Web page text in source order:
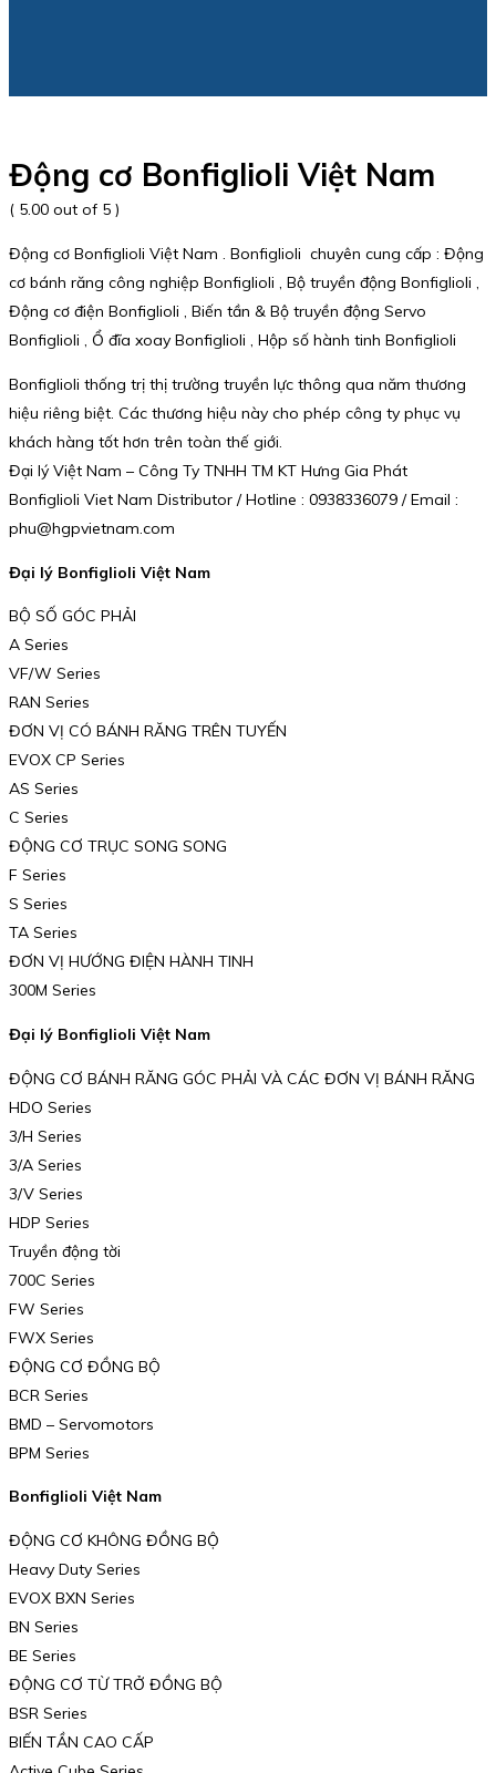
Động cơ Bonfiglioli Việt Nam
( 5.00 out of 5 )
Động cơ Bonfiglioli Việt Nam . Bonfiglioli chuyên cung cấp : Động
cơ bánh răng công nghiệp Bonfiglioli , Bộ truyền động Bonfiglioli ,
Động cơ điện Bonfiglioli , Biến tần & Bộ truyền động Servo
Bonfiglioli , Ổ đĩa xoay Bonfiglioli , Hộp số hành tinh Bonfiglioli
Bonfiglioli thống trị thị trường truyền lực thông qua năm thương
hiệu riêng biệt. Các thương hiệu này cho phép công ty phục vụ
khách hàng tốt hơn trên toàn thế giới.
Đại lý Việt Nam – Công Ty TNHH TM KT Hưng Gia Phát
Bonfiglioli Viet Nam Distributor / Hotline : 0938336079 / Email :
phu@hgpvietnam.com
Đại lý Bonfiglioli Việt Nam
BỘ SỐ GÓC PHẢI
A Series
VF/W Series
RAN Series
ĐƠN VỊ CÓ BÁNH RĂNG TRÊN TUYẾN
EVOX CP Series
AS Series
C Series
ĐỘNG CƠ TRỤC SONG SONG
F Series
S Series
TA Series
ĐƠN VỊ HƯỚNG ĐIỆN HÀNH TINH
300M Series
Đại lý Bonfiglioli Việt Nam
ĐỘNG CƠ BÁNH RĂNG GÓC PHẢI VÀ CÁC ĐƠN VỊ BÁNH RĂNG
HDO Series
3/H Series
3/A Series
3/V Series
HDP Series
Truyền động tời
700C Series
FW Series
FWX Series
ĐỘNG CƠ ĐỒNG BỘ
BCR Series
BMD – Servomotors
BPM Series
Bonfiglioli Việt Nam
ĐỘNG CƠ KHÔNG ĐỒNG BỘ
Heavy Duty Series
EVOX BXN Series
BN Series
BE Series
ĐỘNG CƠ TỪ TRỞ ĐỒNG BỘ
BSR Series
BIẾN TẦN CAO CẤP